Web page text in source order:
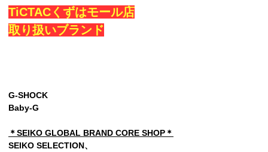
TiCTACくずはモール店
取り扱いブランド
G-SHOCK
Baby-G
＊SEIKO GLOBAL BRAND CORE SHOP＊
SEIKO SELECTION、